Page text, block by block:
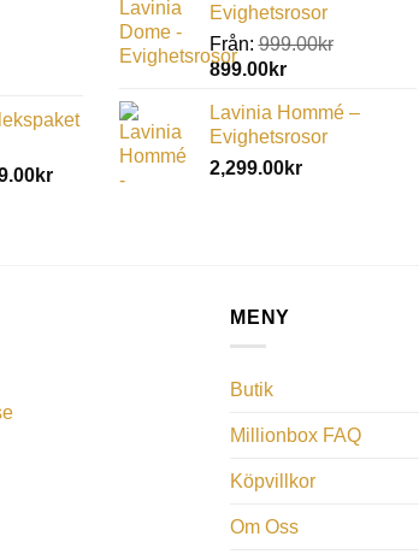
kr
Evighetsrosor
Från:999.00kr
899.00kr
Lavinia Hommé –
Evighetsrosor
2,299.00kr
MENY
Butik
Millionbox FAQ
Köpvillkor
Om Oss